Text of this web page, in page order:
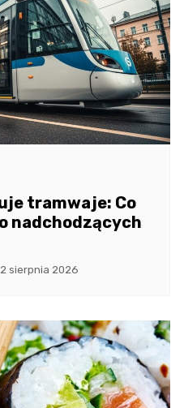
tramwaje: Co
nadchodzących
2 sierpnia 2026